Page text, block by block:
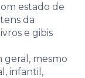
estado de
da
e gibis
geral, mesmo
infantil,